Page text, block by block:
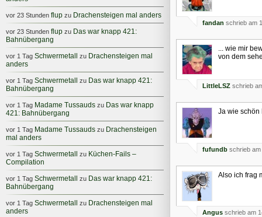
fandan schrieb am
... wie mir
von dem
LittleLSZ schrieb
Ja wie schön
fufundb schrieb
Also ich frag
Angus schrieb am
vor 23 Stunden flup zu Drachensteigen mal anders
vor 23 Stunden flup zu Das war knapp 421:
Bahnübergang
vor 1 Tag Schwermetall zu Drachensteigen mal
anders
vor 1 Tag Schwermetall zu Das war knapp 421:
Bahnübergang
vor 1 Tag Madame Tussauds zu Das war knapp
421: Bahnübergang
vor 1 Tag Madame Tussauds zu Drachensteigen
mal anders
vor 1 Tag Schwermetall zu Küchen-Fails –
Compilation
vor 1 Tag Schwermetall zu Das war knapp 421:
Bahnübergang
vor 1 Tag Schwermetall zu Drachensteigen mal
anders